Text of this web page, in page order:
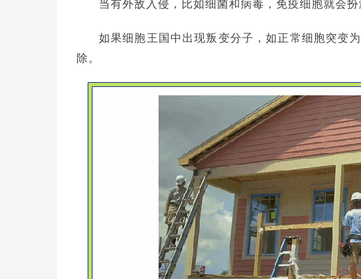
当有外敌入侵，比如细菌和病毒，免疫细胞就会
如果细胞王国中出现叛变分子，如正常细胞突变
除。